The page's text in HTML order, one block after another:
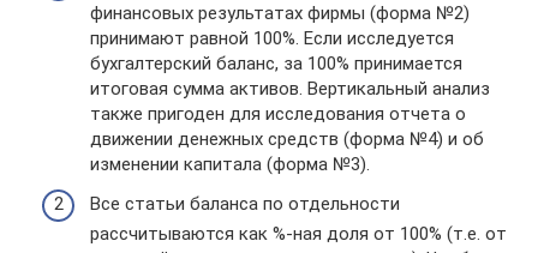
финансовых результатах фирмы (форма №2)
принимают равной 100%. Если исследуется
бухгалтерский баланс, за 100% принимается
итоговая сумма активов. Вертикальный анализ
также пригоден для исследования отчета о
движении денежных средств (форма №4) и об
изменении капитала (форма №3).
Все статьи баланса по отдельности
рассчитываются как %-ная доля от 100% (т.е. от